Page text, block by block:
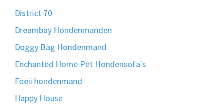
District 70
Dreambay Hondenmanden
Doggy Bag Hondenmand
Enchanted Home Pet Hondensofa's
Foeii hondenmand
Happy House